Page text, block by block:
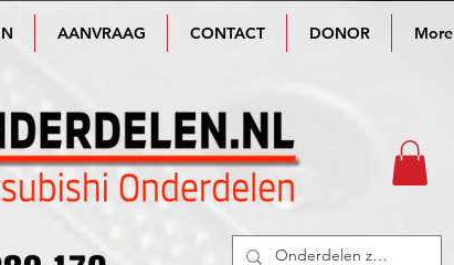
AANVRAAG CONTACT DONOR More